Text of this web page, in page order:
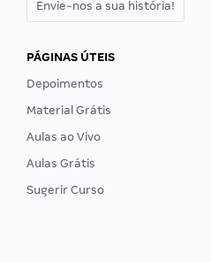
Envie-nos a sua história!
PÁGINAS ÚTEIS
Depoimentos
Material Grátis
Aulas ao Vivo
Aulas Grátis
Sugerir Curso